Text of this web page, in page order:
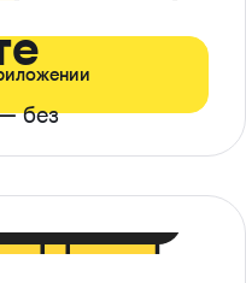
без